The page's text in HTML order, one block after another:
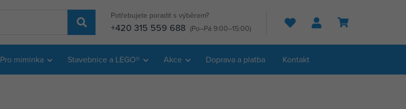
Potřebujete poradit s výběrem?
+420 315 559 688 (Po–Pá 9:00–15:00) Hledat
Pro miminka Stavebnice a LEGO® Akce Doprava a platba Kontakt